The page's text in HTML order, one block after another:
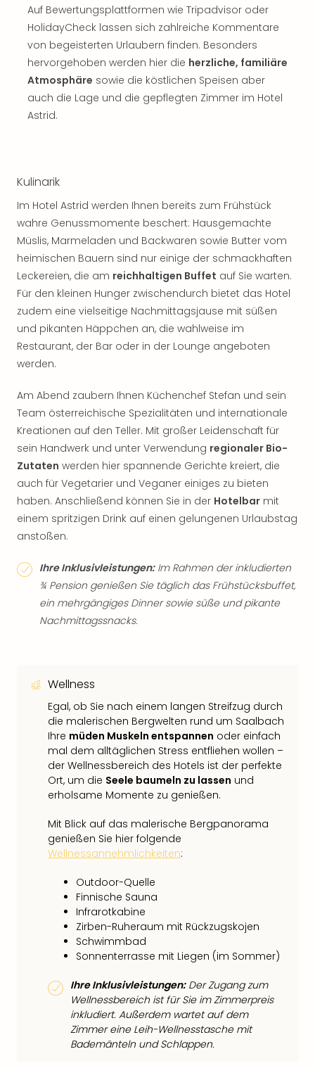
Auf Bewertungsplattformen wie Tripadvisor oder
HolidayCheck lassen sich zahlreiche Kommentare
von begeisterten Urlaubern finden. Besonders
hervorgehoben werden hier die herzliche, familiäre
Atmosphäre sowie die köstlichen Speisen aber
auch die Lage und die gepflegten Zimmer im Hotel
Astrid.
Kulinarik
Im Hotel Astrid werden Ihnen bereits zum Frühstück
wahre Genussmomente beschert: Hausgemachte
Müslis, Marmeladen und Backwaren sowie Butter vom
heimischen Bauern sind nur einige der schmackhaften
Leckereien, die am reichhaltigen Buffet auf Sie warten.
Für den kleinen Hunger zwischendurch bietet das Hotel
zudem eine vielseitige Nachmittagsjause mit süßen
und pikanten Häppchen an, die wahlweise im
Restaurant, der Bar oder in der Lounge angeboten
werden.
Am Abend zaubern Ihnen Küchenchef Stefan und sein
Team österreichische Spezialitäten und internationale
Kreationen auf den Teller. Mit großer Leidenschaft für
sein Handwerk und unter Verwendung regionaler Bio-
Zutaten werden hier spannende Gerichte kreiert, die
auch für Vegetarier und Veganer einiges zu bieten
haben. Anschließend können Sie in der Hotelbar mit
einem spritzigen Drink auf einen gelungenen Urlaubstag
anstoßen.
Ihre Inklusivleistungen:Im Rahmen der inkludierten
¾ Pension genießen Sie täglich das Frühstücksbuffet,
ein mehrgängiges Dinner sowie süße und pikante
Nachmittagssnacks.
Wellness
Egal, ob Sie nach einem langen Streifzug durch
die malerischen Bergwelten rund um Saalbach
Ihre müden Muskeln entspannen oder einfach
mal dem alltäglichen Stress entfliehen wollen –
der Wellnessbereich des Hotels ist der perfekte
Ort, um die Seele baumeln zu lassen und
erholsame Momente zu genießen.
Mit Blick auf das malerische Bergpanorama
genießen Sie hier folgende
Wellnessannehmlichkeiten:
Outdoor-Quelle
Finnische Sauna
Infrarotkabine
Zirben-Ruheraum mit Rückzugskojen
Schwimmbad
Sonnenterrasse mit Liegen (im Sommer)
Ihre Inklusivleistungen:Der Zugang zum
Wellnessbereich ist für Sie im Zimmerpreis
inkludiert. Außerdem wartet auf dem
Zimmer eine Leih-Wellnesstasche mit
Bademänteln und Schlappen.